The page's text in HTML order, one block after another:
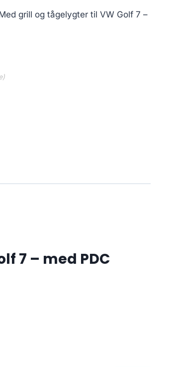
kr..
grill og tågelygter til VW Golf 7 –
7 – med PDC